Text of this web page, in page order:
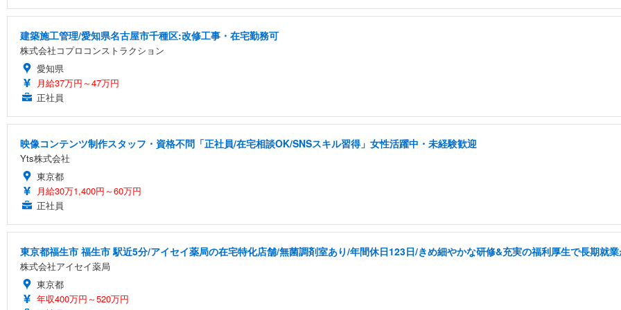
建築施工管理/愛知県名古屋市千種区:改修工事・在宅勤務可
株式会社コプロコンストラクション
愛知県
月給37万円～47万円
正社員
映像コンテンツ制作スタッフ・資格不問「正社員/在宅相談OK/SNSスキル習得」女性活躍中・未経験歓迎
Yts株式会社
東京都
月給30万1,400円～60万円
正社員
東京都福生市 福生市 駅近5分/アイセイ薬局の在宅特化店舗/無菌調剤室あり/年間休日123日/きめ細やかな研修&充実の福利厚生で長期就
株式会社アイセイ薬局
東京都
年収400万円～520万円